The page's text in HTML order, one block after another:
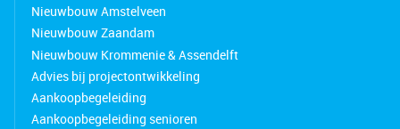
Nieuwbouw Amstelveen
Nieuwbouw Zaandam
Nieuwbouw Krommenie & Assendelft
Advies bij projectontwikkeling
Aankoopbegeleiding
Aankoopbegeleiding senioren